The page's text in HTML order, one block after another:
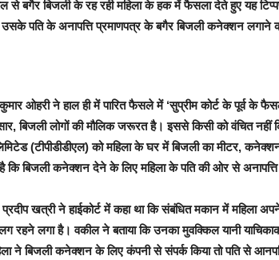
से बगैर बिजली के रह रही महिला के हक में फैसला देते हुए यह
पति के अनापत्ति प्रमाणपत्र के बगैर बिजली कनेक्शन लगाने
ओहरी ने हाल ही में पारित फैसले में ‘सुप्रीम कोर्ट के पूर्व के
बिजली लोगों की मौलिक जरूरत है। इससे किसी को वंचित नहीं
(टीपीडीडीएल) को महिला के घर में बिजली का मीटर,
कि बिजली कनेक्शन देने के लिए महिला के पति की ओर से अनापत्ति
खत्री ने हाईकोर्ट में कहा था कि संबंधित मकान में महिला
लगा है। वकील ने बताया कि उनका मुवक्किल यानी
ने बिजली कनेक्शन के लिए कंपनी से संपर्क किया तो पति से